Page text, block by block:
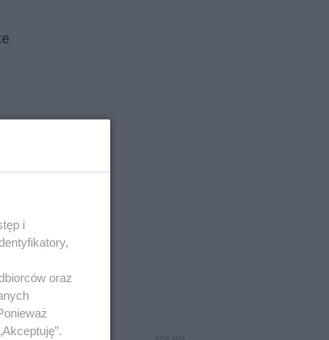
i
oraz